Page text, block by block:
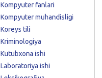
Kompyuter fanlari
Kompyuter muhandisligi
Koreys tili
Kriminologiya
Kutubxona ishi
Laboratoriya ishi